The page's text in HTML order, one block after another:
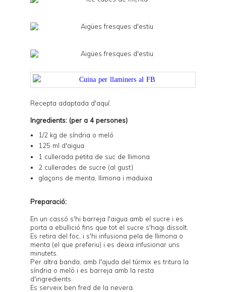
Recepta adaptada d'aquí.
Ingredients: (per a 4 persones)
1/2 kg de síndria o meló
125 ml d'aigua
1 cullerada petita de suc de llimona
2 cullerades de sucre (al gust)
glaçons de menta, llimona i maduixa
Preparació:
En un cassó s'hi barreja l'aigua amb el sucre i es
porta a ebullició fins que tot el sucre s'hagi dissolt.
Es retira del foc, i s'hi infusiona pela de llimona o
menta (el que preferiu) i es deixa infusionar uns
minutets.
Per altra banda, amb l'ajuda del túrmix es tritura la
síndria o meló i es barreja amb la resta
d'ingredients.
Es serveix ben fred de la nevera.